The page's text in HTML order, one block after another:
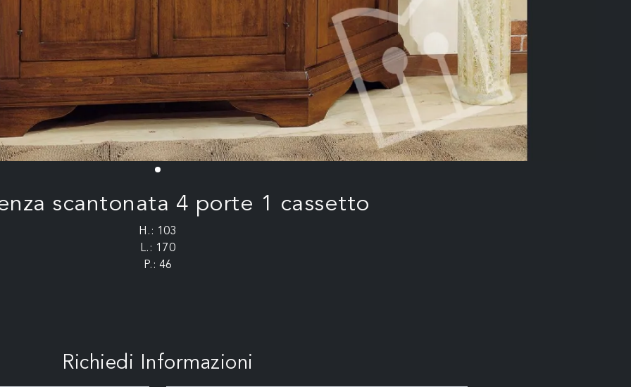
scantonata 4 porte 1 cassetto
H.: 103
L.: 170
P.: 46
Richiedi Informazioni